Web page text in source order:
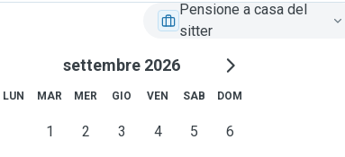
Pensione a casa del
sitter
settembre 2026
LUN MAR MER GIO VEN SAB DOM
1 2 3 4 5 6